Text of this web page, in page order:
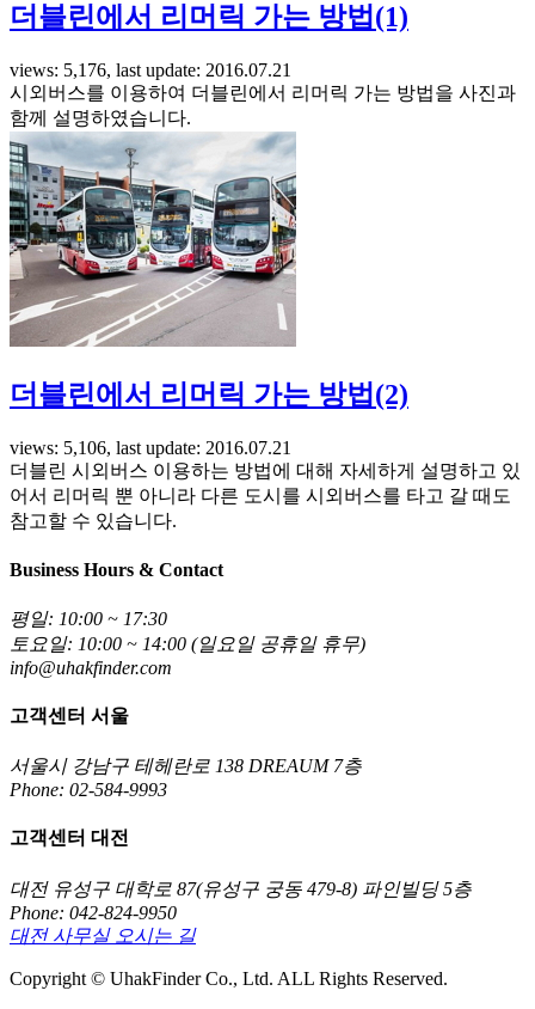
더블린에서 리머릭 가는 방법(1)
views: 5,176, last update: 2016.07.21
시외버스를 이용하여 더블린에서 리머릭 가는 방법을 사진과
함께 설명하였습니다.
더블린에서 리머릭 가는 방법(2)
views: 5,106, last update: 2016.07.21
더블린 시외버스 이용하는 방법에 대해 자세하게 설명하고 있
어서 리머릭 뿐 아니라 다른 도시를 시외버스를 타고 갈 때도
참고할 수 있습니다.
Business Hours & Contact
평일: 10:00 ~ 17:30
토요일: 10:00 ~ 14:00 (일요일 공휴일 휴무)
info@uhakfinder.com
고객센터 서울
서울시 강남구 테헤란로 138 DREAUM 7층
Phone: 02-584-9993
고객센터 대전
대전 유성구 대학로 87(유성구 궁동 479-8) 파인빌딩 5층
Phone: 042-824-9950
대전 사무실 오시는 길
Copyright © UhakFinder Co., Ltd. ALL Rights Reserved.